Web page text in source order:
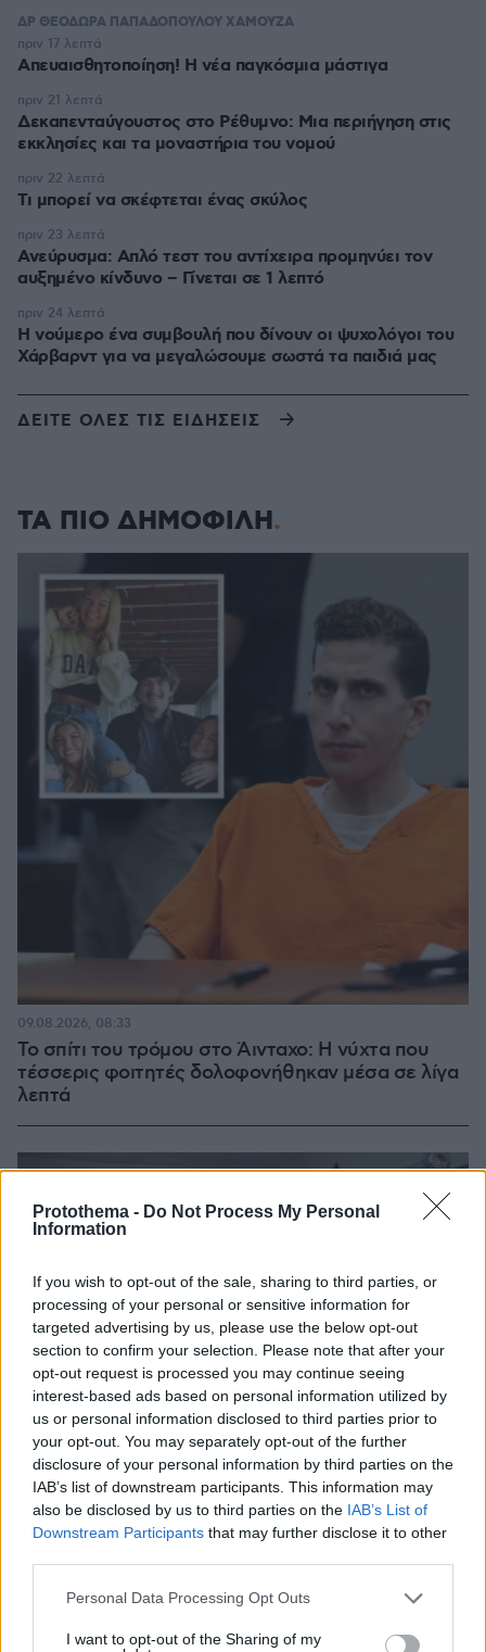
Protothema - Do Not Process My Personal
Information
If you wish to opt-out of the sale, sharing to third parties, or
processing of your personal or sensitive information for
targeted advertising by us, please use the below opt-out
section to confirm your selection. Please note that after your
opt-out request is processed you may continue seeing
interest-based ads based on personal information utilized by
us or personal information disclosed to third parties prior to
your opt-out. You may separately opt-out of the further
disclosure of your personal information by third parties on the
IAB’s list of downstream participants. This information may
also be disclosed by us to third parties on the IAB’s List of
Downstream Participants that may further disclose it to other
Please note that this website/app uses one or more Google
not limited to your visit or usage behaviour. You may click to
Personal Data Processing Opt Outs
I want to opt-out of the Sharing of my
ΔΡ ΘΕΟΔΩΡΑ ΠΑΠΑΔΟΠΟΥΛΟΥ ΧΑΜΟΥΖΑ
Απευαισθητοποίηση! Η νέα παγκόσμια μάστιγα
πριν 17 λεπτά
Δεκαπενταύγουστος στo Ρέθυμνο: Μια περιήγηση στις
εκκλησίες και τα μοναστήρια του νομού
πριν 21 λεπτά
Τι μπορεί να σκέφτεται ένας σκύλος
πριν 22 λεπτά
Ανεύρυσμα: Απλό τεστ του αντίχειρα προμηνύει τον
αυξημένο κίνδυνο – Γίνεται σε 1 λεπτό
πριν 23 λεπτά
Η νούμερο ένα συμβουλή που δίνουν οι ψυχολόγοι του
Χάρβαρντ για να μεγαλώσουμε σωστά τα παιδιά μας
πριν 24 λεπτά
ΔΕΙΤΕ ΟΛΕΣ ΤΙΣ ΕΙΔΗΣΕΙΣ
ΤΑ ΠΙΟ ΔΗΜΟΦΙΛΗ
Το σπίτι του τρόμου στο Άινταχο: Η νύχτα που
τέσσερις φοιτητές δολοφονήθηκαν μέσα σε λίγα
λεπτά
09.08.2026, 08:33